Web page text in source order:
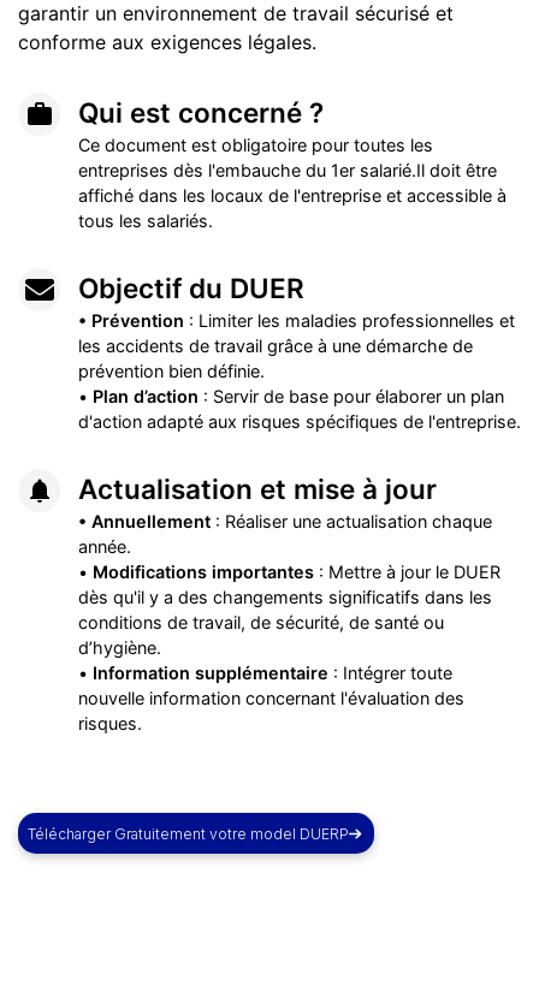
garantir un environnement de travail sécurisé et
conforme aux exigences légales.
Qui est concerné ?
Ce document est obligatoire pour toutes les
entreprises dès l'embauche du 1er salarié.Il doit être
affiché dans les locaux de l'entreprise et accessible à
tous les salariés.
Objectif du DUER
• Prévention : Limiter les maladies professionnelles et
les accidents de travail grâce à une démarche de
prévention bien définie.
• Plan d’action : Servir de base pour élaborer un plan
d'action adapté aux risques spécifiques de l'entreprise.
Actualisation et mise à jour
• Annuellement: Réaliser une actualisation chaque
année.
• Modifications importantes: Mettre à jour le DUER
dès qu'il y a des changements significatifs dans les
conditions de travail, de sécurité, de santé ou
d’hygiène.
• Information supplémentaire : Intégrer toute
nouvelle information concernant l'évaluation des
risques.
Télécharger Gratuitement votre model DUERP